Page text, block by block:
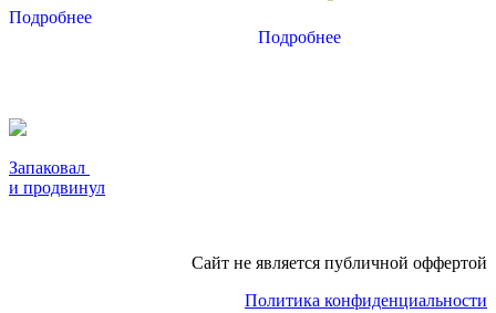
Подробнее
Подробнее
Запаковал
и продвинул
Сайт не является публичной оффертой
Политика конфиденциальности